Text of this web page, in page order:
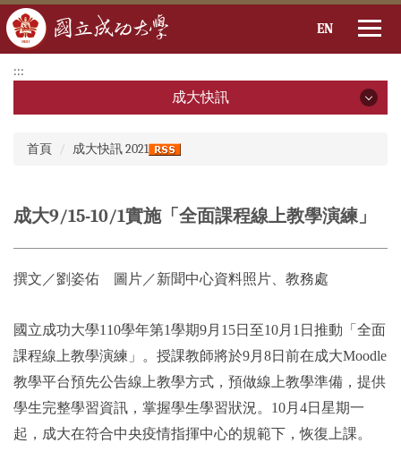
到
要
EN
:::
成大快訊
2025年
2024年
2023年
2022年
2021年
2020年
2019年
首頁
成大快訊 2021
成大9/15-10/1實施「全面課程線上教學演練」
撰文／劉姿佑 圖片／新聞中心資料照片、教務處
國立成功大學110學年第1學期9月15日至10月1日推動「全面
課程線上教學演練」。授課教師將於9月8日前在成大Moodle
教學平台預先公告線上教學方式，預做線上教學準備，提供
學生完整學習資訊，掌握學生學習狀況。10月4日星期一
起，成大在符合中央疫情指揮中心的規範下，恢復上課。